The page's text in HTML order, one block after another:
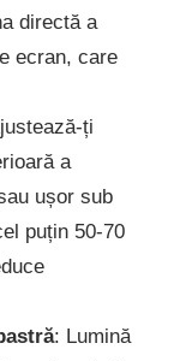
directă a
ecran, care
ți
a
ușor sub
puțin 50-70
: Lumină